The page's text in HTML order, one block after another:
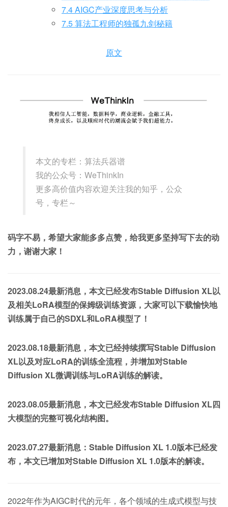
7.4 AIGC产业深度思考与分析
7.5 算法工程师的独孤九剑秘籍
原文
本文的专栏：算法兵器谱
我的公众号：WeThinkIn
更多高价值内容欢迎关注我的知乎，公众
号，专栏～
码字不易，希望大家能多多点赞，给我更多坚持写下去的动
力，谢谢大家！
2023.08.24最新消息，本文已经发布Stable Diffusion XL以
及相关LoRA模型的保姆级训练资源，大家可以下载愉快地
训练属于自己的SDXL和LoRA模型了！
2023.08.18最新消息，本文已经持续撰写Stable Diffusion
XL以及对应LoRA的训练全流程，并增加对Stable
Diffusion XL微调训练与LoRA训练的解读。
2023.08.05最新消息，本文已经发布Stable Diffusion XL四
大模型的完整可视化结构图。
2023.07.27最新消息：Stable Diffusion XL 1.0版本已经发
布，本文已增加对Stable Diffusion XL 1.0版本的解读。
2022年作为AIGC时代的元年，各个领域的生成式模型与技